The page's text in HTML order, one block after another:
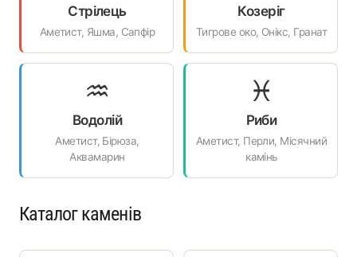
Стрілець
Аметист, Яшма, Сапфір
Козеріг
Тигрове око, Онікс, Гранат
♒
Водолій
Аметист, Бірюза,
Аквамарин
♓
Риби
Аметист, Перли, Місячний
камінь
Каталог каменів